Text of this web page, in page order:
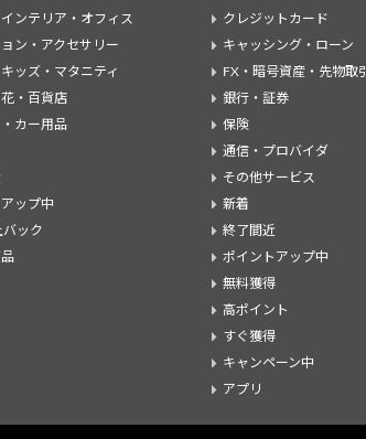
インテリア・オフィス
ン・アクセサリー
ッズ・マタニティ
・百貨店
カー用品
ップ中
バック
クレジットカード
キャッシング・ローン
FX・暗号資産・先物取引
銀行・証券
保険
通信・プロバイダ
その他サービス
新着
終了間近
ポイントアップ中
無料獲得
高ポイント
すぐ獲得
キャンペーン中
アプリ